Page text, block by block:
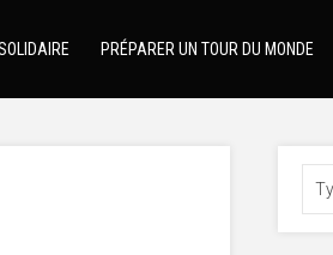
PRÉPARER UN TOUR DU MONDE